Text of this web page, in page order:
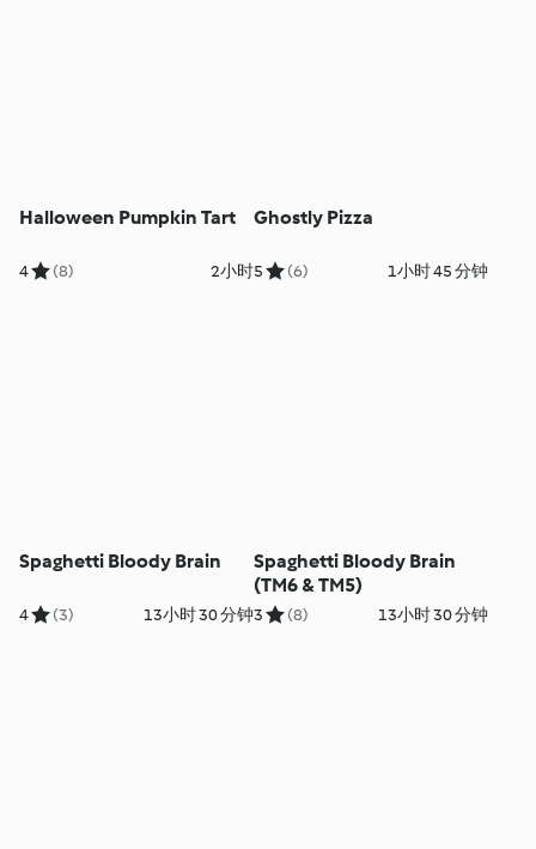
Halloween Pumpkin Tart
4 (8) 2小时
Ghostly Pizza
5 (6) 1小时 45 分钟
Spaghetti Bloody Brain
4 (3) 13小时 30 分钟
Spaghetti Bloody Brain
(TM6 & TM5)
3 (8) 13小时 30 分钟